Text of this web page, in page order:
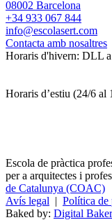
08002 Barcelona
+34 933 067 844
info@escolasert.com
Contacta amb nosaltres
Horaris d'hivern: DLL
Horaris d’estiu (24/6
Escola de pràctica
per a arquitectes i
de Catalunya (COAC)
Avís legal | Política de
Baked by: Digital